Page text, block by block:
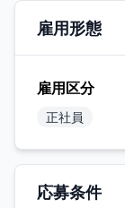
雇用形態
雇用区分
正社員
応募条件